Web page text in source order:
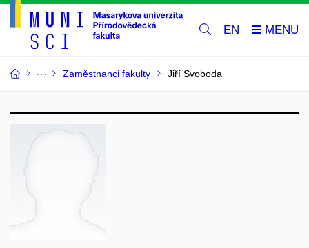
EN
Zaměstnanci fakulty Jiří Svoboda